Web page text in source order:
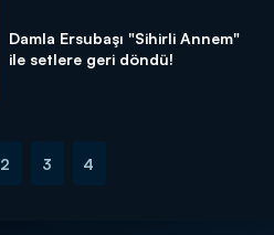
Damla Ersubaşı "Sihirli Annem"
ile setlere geri döndü!
2 3 4